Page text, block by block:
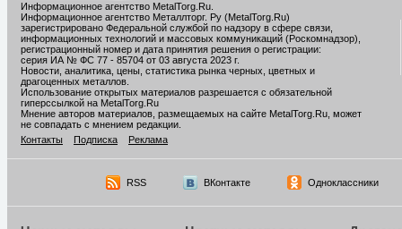
Информационное агентство MetalTorg.Ru
Информационное агентство Металлторг. Ру (MetalTorg.Ru)
зарегистрировано Федеральной службой по надзору в сфере связи,
информационных технологий и массовых коммуникаций (Роскомнадзор),
регистрационный номер и дата принятия решения о регистрации:
серия ИА № ФС 77 - 85704 от 03 августа 2023 г.
Новости, аналитика, цены, статистика рынка черных, цветных и
драгоценных металлов.
Использование открытых материалов разрешается с обязательной
гиперссылкой на MetalTorg.Ru
Мнение авторов материалов, размещаемых на сайте MetalTorg.Ru, может
не совпадать с мнением редакции.
Контакты
Подписка Реклама
RSS ВКонтакте Одноклассники